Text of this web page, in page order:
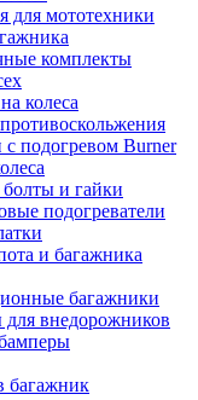
для мототехники
комплекты
колеса
подогревом Burner
и гайки
подогреватели
и багажника
багажники
внедорожников
багажник